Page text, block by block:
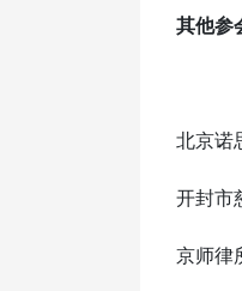
其他参
北京诺
开封市
京师律